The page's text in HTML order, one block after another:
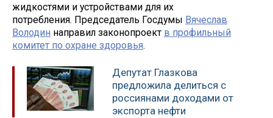
жидкостями и устройствами для их
потребления. Председатель Госдумы Вячеслав
Володин направил законопроект в профильный
комитет по охране здоровья.
Депутат Глазкова
предложила делиться с
россиянами доходами от
экспорта нефти